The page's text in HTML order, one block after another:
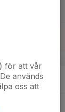
för att vår
används
oss att